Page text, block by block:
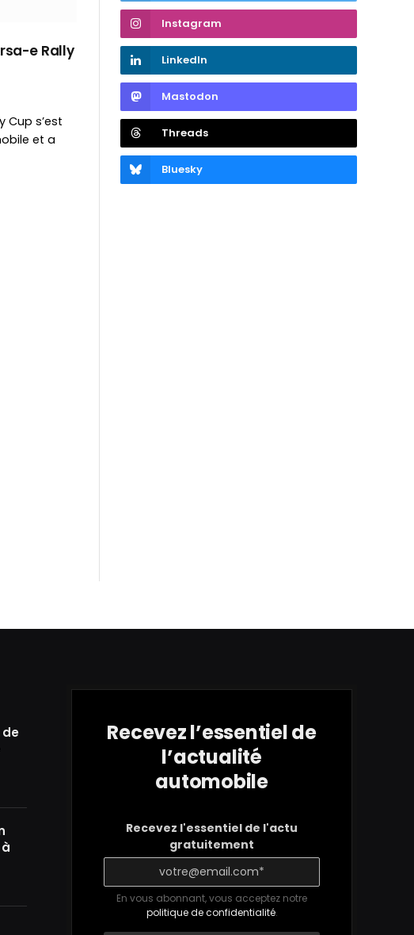
e Rally
Cup s’est
et a
Instagram
LinkedIn
Mastodon
Threads
Bluesky
Recevez l’essentiel de
l’actualité
automobile
Recevez l'essentiel de l'actu
gratuitement
En vous abonnant, vous acceptez notre
politique de confidentialité.